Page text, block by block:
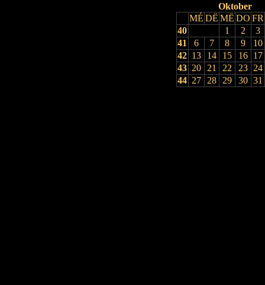
Oktober
MÉ DË MË DO FR
40
1 2
3
41
6 7 8 9
10
42 13 14 15 16
17
43 20 21 22 23
24
44 27 28 29 30 31